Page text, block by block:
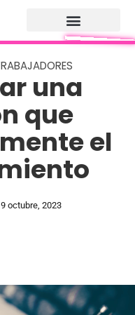
una
que
el
octubre, 2023